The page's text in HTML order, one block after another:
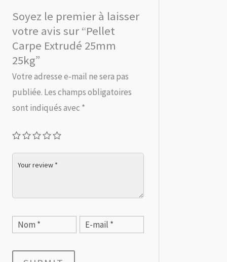
Soyez le premier à laisser
votre avis sur “Pellet
Carpe Extrudé 25mm
25kg”
Votre adresse e-mail ne sera pas
publiée. Les champs obligatoires
sont indiqués avec *